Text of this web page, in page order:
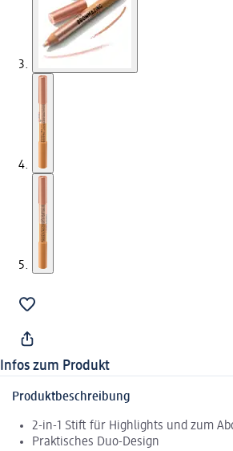
Infos zum Produkt
Produktbeschreibung
2-in-1 Stift für Highlights und zum
Praktisches Duo-Design